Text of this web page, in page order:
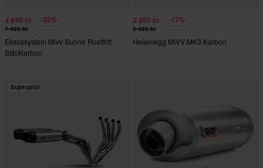
4 649 kr -38%
7 499 kr
Eksossystem Mivv Suono Rustfritt
Stål/Karbon
2 895 kr -17%
3 499 kr
Helanlegg MIVV MK3 Karbon
Superpris!